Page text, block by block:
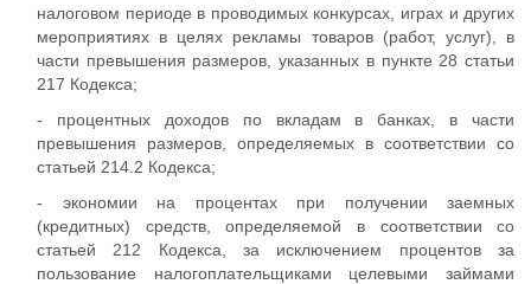
налоговом периоде в проводимых конкурсах, играх и других
мероприятиях в целях рекламы товаров (работ, услуг), в
части превышения размеров, указанных в пункте 28 статьи
217 Кодекса;
- процентных доходов по вкладам в банках, в части
превышения размеров, определяемых в соответствии со
статьей 214.2 Кодекса;
- экономии на процентах при получении заемных
(кредитных) средств, определяемой в соответствии со
статьей 212 Кодекса, за исключением процентов за
пользование налогоплательщиками целевыми займами